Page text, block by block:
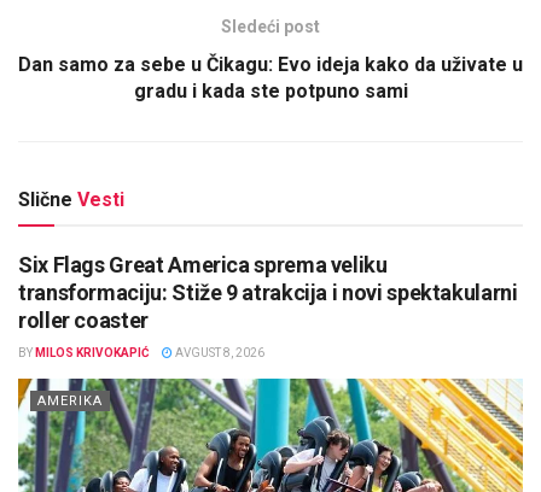
Sledeći post
Dan samo za sebe u Čikagu: Evo ideja kako da uživate u
gradu i kada ste potpuno sami
Slične Vesti
Six Flags Great America sprema veliku
transformaciju: Stiže 9 atrakcija i novi spektakularni
roller coaster
BY MILOS KRIVOKAPIĆ AVGUST 8, 2026
AMERIKA